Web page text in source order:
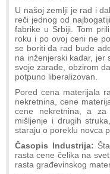
U našoj zemlji je rad i
reči jednog od
fabrike u Srbiji. Tom
roku i po ovoj ceni ne
se boriti da rad bude
na inženjerski kadar, jer
svoje zarade, obzirom
potpuno liberalizovan.
Pored cena materijala
nekretnina, cene
cene nekretnina, a
mišljenje i drugih
staraju o poreklu novca
Časopis Industrija:
rasta cene čelika na
rasta građevinskog